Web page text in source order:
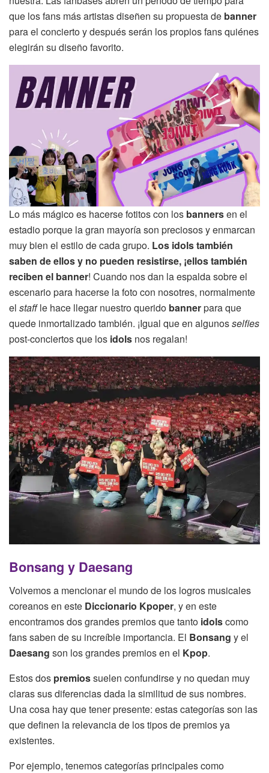
que los fans más artistas diseñen su propuesta de banner
para el concierto y después serán los propios fans quiénes
elegirán su diseño favorito.
Lo más mágico es hacerse fotitos con los bannersen el
estadio porque la gran mayoría son preciosos y enmarcan
muy bien el estilo de cada grupo. Los idols también
saben de ellos y no pueden resistirse, ¡ellos también
reciben el banner! Cuando nos dan la espalda sobre el
escenario para hacerse la foto con nosotres, normalmente
el staffle hace llegar nuestro querido bannerpara que
quede inmortalizado también. ¡Igual que en algunosselfies
post-conciertos que los idols nos regalan!
Bonsang y Daesang
Volvemos a mencionar el mundo de los logros musicales
coreanos en este Diccionario Kpoper, y en este
encontramos dos grandes premios que tanto idolscomo
fans saben de su increíble importancia. El Bonsang y el
Daesang son los grandes premios en el Kpop.
Estos dos premiossuelen confundirse y no quedan muy
claras sus diferencias dada la similitud de sus nombres.
Una cosa hay que tener presente: estas categorías son las
que definen la relevancia de los tipos de premios ya
existentes.
Por ejemplo, tenemos categorías principales como